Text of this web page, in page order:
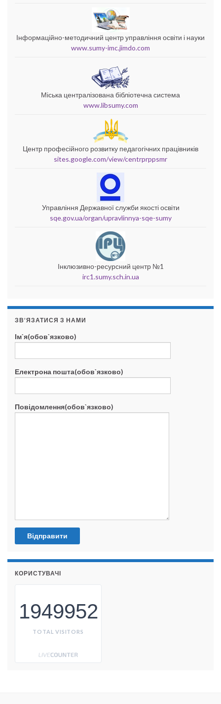
Інформаційно-методичний центр управління освіти і науки
www.sumy-imc.jimdo.com
Міська централізована бібліотечна система
www.libsumy.com
Центр професійного розвитку педагогічних працівників
sites.google.com/view/centrprppsmr
Управління Державної служби якості освіти
sqe.gov.ua/organ/upravlinnya-sqe-sumy
Інклюзивно-ресурсний центр №1
irc1.sumy.sch.in.ua
ЗВ’ЯЗАТИСЯ З НАМИ
Ім`я(обов`язково)
Електрона пошта(обов`язково)
Повідомлення(обов`язково)
КОРИСТУВАЧІ
1949952
TOTAL VISITORS